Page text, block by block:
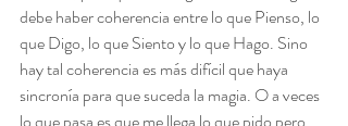
debe haber coherencia entre lo que Pienso, lo
que Digo, lo que Siento y lo que Hago. Sino
hay tal coherencia es más difícil que haya
sincronía para que suceda la magia. O a veces